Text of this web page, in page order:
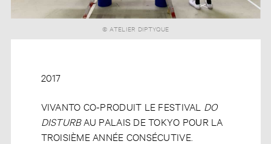
© ATELIER DIPTYQUE
2017
VIVANTO CO-PRODUIT LE FESTIVAL
DO
DISTURBAU PALAIS DE TOKYO POUR LA
TROISIÈME ANNÉE CONSÉCUTIVE.